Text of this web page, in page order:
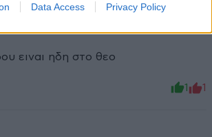
Data Access Privacy Policy
ειναι ηδη στο θεο
1 1